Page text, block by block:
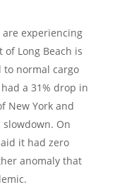
experiencing
of Long Beach is
to normal cargo
a 31% drop in
New York and
slowdown. On
it had zero
anomaly that